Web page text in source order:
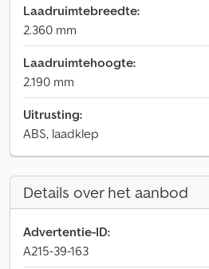
Laadruimtebreedte:
2.360 mm
Laadruimtehoogte:
2.190 mm
Uitrusting:
ABS, laadklep
Details over het aanbod
Advertentie-ID:
A215-39-163